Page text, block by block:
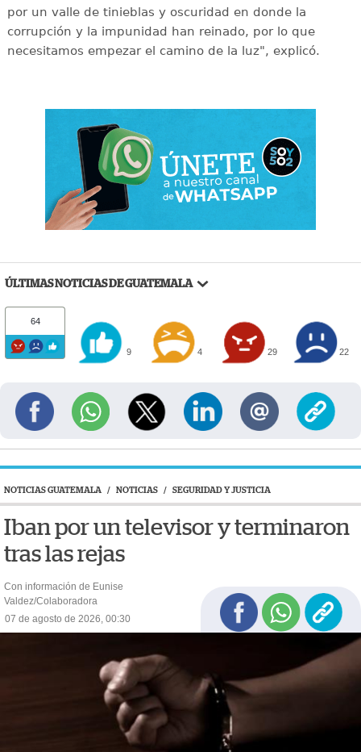
por un valle de tinieblas y oscuridad en donde la
corrupción y la impunidad han reinado, por lo que
necesitamos empezar el camino de la luz", explicó.
ÚLTIMAS NOTICIAS DE GUATEMALA
64
9 4 29 22
NOTICIAS GUATEMALA / NOTICIAS / SEGURIDAD Y JUSTICIA
Iban por un televisor y terminaron
tras las rejas
Con información de Eunise
Valdez/Colaboradora
07 de agosto de 2026, 00:30